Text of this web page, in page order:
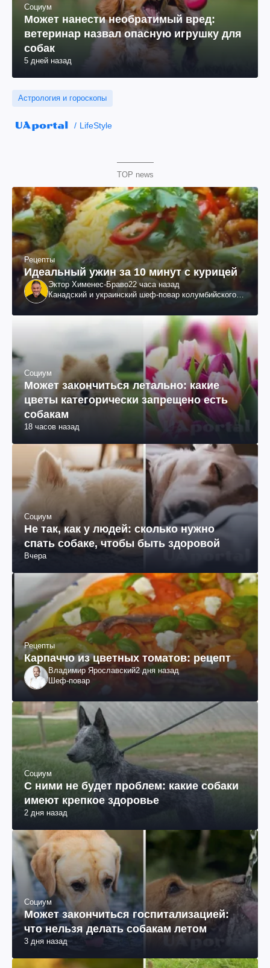
Социум
Может нанести необратимый вред:
ветеринар назвал опасную игрушку для
собак
5 дней назад
Астрология и гороскопы
LifeStyle
TOP news
Рецепты
Идеальный ужин за 10 минут с курицей
Эктор Хименес-Браво22 часа назад
Канадский и украинский шеф-повар колумбийского
Социум
Может закончиться летально: какие
цветы категорически запрещено есть
собакам
18 часов назад
Социум
Не так, как у людей: сколько нужно
спать собаке, чтобы быть здоровой
Вчера
Рецепты
Карпаччо из цветных томатов: рецепт
Владимир Ярославский2 дня назад
Шеф-повар
Социум
С ними не будет проблем: какие собаки
имеют крепкое здоровье
2 дня назад
Социум
Может закончиться госпитализацией:
что нельзя делать собакам летом
3 дня назад